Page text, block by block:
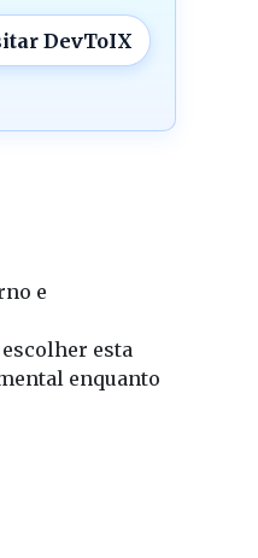
DevToIX
e
esta
enquanto